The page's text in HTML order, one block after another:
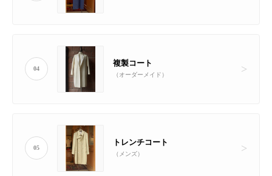
04
複製コート
（オーダーメイド）
05
トレンチコート
（メンズ）